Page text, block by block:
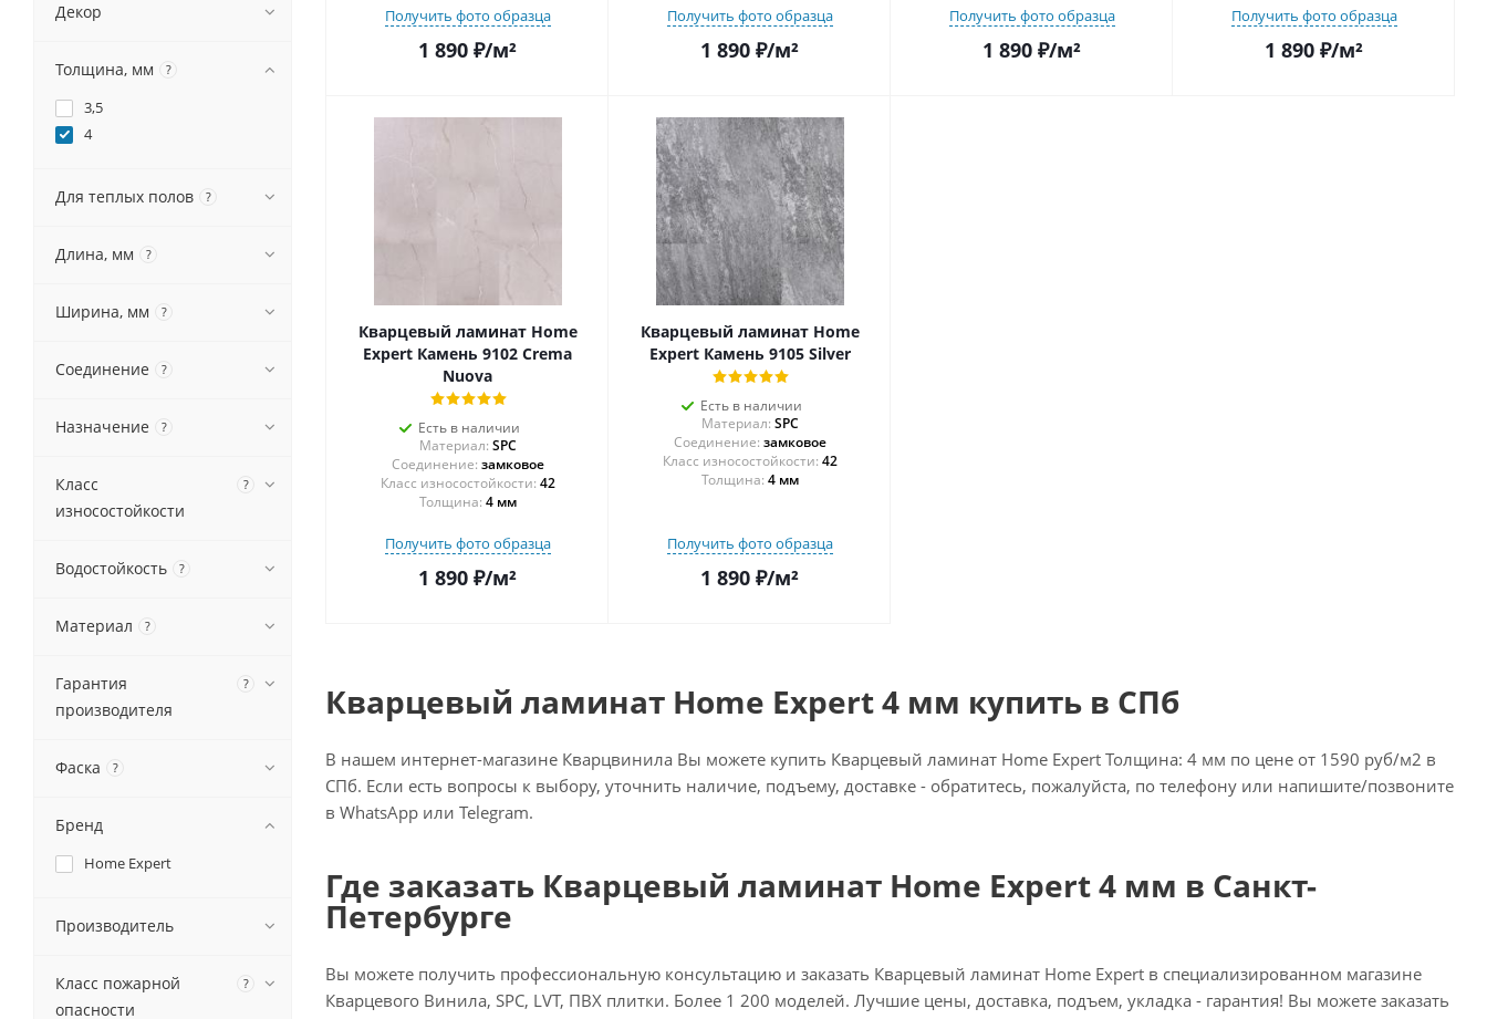
Получить фото образца
1 890 ₽/м²
Получить фото образца
1 890 ₽/м²
Получить фото образца
1 890 ₽/м²
Получить фото образца
1 890 ₽/м²
Кварцевый ламинат Home
Expert Камень 9102 Crema
Nuova
Есть в наличии
Материал: SPC
Соединение: замковое
42
Толщина: 4 мм
Получить фото образца
1 890 ₽/м²
Кварцевый ламинат Home
Expert Камень 9105 Silver
Есть в наличии
Материал: SPC
Соединение: замковое
42
Толщина: 4 мм
Получить фото образца
1 890 ₽/м²
Кварцевый ламинат Home Expert 4 мм купить в СПб
В нашем интернет-магазине Кварцвинила Вы можете купить Кварцевый ламинат Home Expert Толщина: 4 мм по цене от 1590 руб/м2 в
СПб. Если есть вопросы к выбору, уточнить наличие, подъему, доставке - обратитесь, пожалуйста, по телефону или напишите/позвоните
в WhatsApp или Telegram.
Где заказать Кварцевый ламинат Home Expert 4 мм в Санкт-
Петербурге
Вы можете получить профессиональную консультацию и заказать Кварцевый ламинат Home Expert в специализированном магазине
Кварцевого Винила, SPC, LVT, ПВХ плитки. Более 1 200 моделей. Лучшие цены, доставка, подъем, укладка - гарантия! Вы можете заказать
Декор
Толщина, мм ?
3,5
4
Для теплых полов ?
Длина, мм ?
Ширина, мм ?
Соединение ?
Назначение ?
Класс
износостойкости
?
Водостойкость ?
Материал ?
Гарантия
производителя
?
Фаска ?
Бренд
Home Expert
Производитель
Класс пожарной
опасности
?